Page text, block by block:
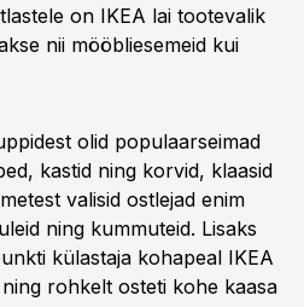
on IKEA lai tootevalik
nii mööbliesemeid kui
olid populaarseimad
kastid ning korvid, klaasid
valisid ostlejad enim
ning kummuteid. Lisaks
külastaja kohapeal IKEA
rohkelt osteti kohe kaasa